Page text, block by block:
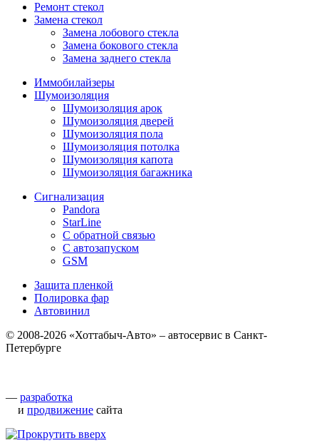
Ремонт стекол
Замена стекол
Замена лобового стекла
Замена бокового стекла
Замена заднего стекла
Иммобилайзеры
Шумоизоляция
Шумоизоляция арок
Шумоизоляция дверей
Шумоизоляция пола
Шумоизоляция потолка
Шумоизоляция капота
Шумоизоляция багажника
Сигнализация
Pandora
StarLine
С обратной связью
С автозапуском
GSM
Защита пленкой
Полировка фар
Автовинил
© 2008-2026 «Хоттабыч-Авто» – автосервис в Санкт-
Петербурге
— разработка
и продвижение сайта